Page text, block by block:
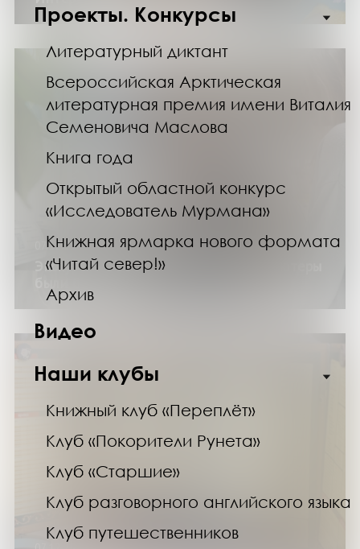
Проекты. Конкурсы
Литературный диктант
Всероссийская Арктическая
литературная премия имени Виталия
Семеновича Маслова
Книга года
Открытый областной конкурс
«Исследователь Мурмана»
Книжная ярмарка нового формата
«Читай север!»
Архив
Видео
Наши клубы
Книжный клуб «Переплёт»
Клуб «Покорители Рунета»
Клуб «Старшие»
Клуб разговорного английского языка
Клуб путешественников
07.12.25
Экскурсия по выставке «Когда компьютеры